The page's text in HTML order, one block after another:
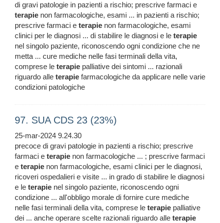
di gravi patologie in pazienti a rischio; prescrive farmaci e
terapie non farmacologiche, esami ... in pazienti a rischio;
prescrive farmaci e terapie non farmacologiche, esami
clinici per le diagnosi ... di stabilire le diagnosi e le terapie
nel singolo paziente, riconoscendo ogni condizione che ne
metta ... cure mediche nelle fasi terminali della vita,
comprese le terapie palliative dei sintomi ... razionali
riguardo alle terapie farmacologiche da applicare nelle varie
condizioni patologiche
97. SUA CDS 23 (23%)
25-mar-2024 9.24.30
precoce di gravi patologie in pazienti a rischio; prescrive
farmaci e terapie non farmacologiche ... ; prescrive farmaci
e terapie non farmacologiche, esami clinici per le diagnosi,
ricoveri ospedalieri e visite ... in grado di stabilire le diagnosi
e le terapie nel singolo paziente, riconoscendo ogni
condizione ... all'obbligo morale di fornire cure mediche
nelle fasi terminali della vita, comprese le terapie palliative
dei ... anche operare scelte razionali riguardo alle terapie